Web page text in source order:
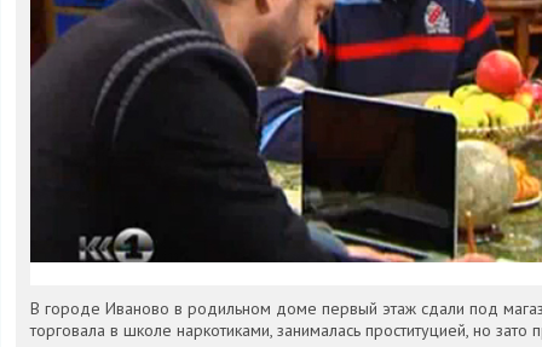
В городе Иваново в родильном доме первый этаж сдали под
торговала в школе наркотиками, занималась проституцией, но зато